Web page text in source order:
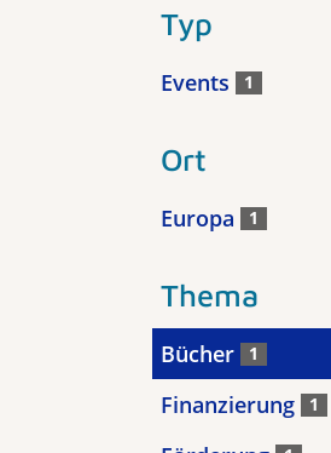
Typ
Events 1
Ort
Europa 1
Thema
Bücher 1
Finanzierung 1